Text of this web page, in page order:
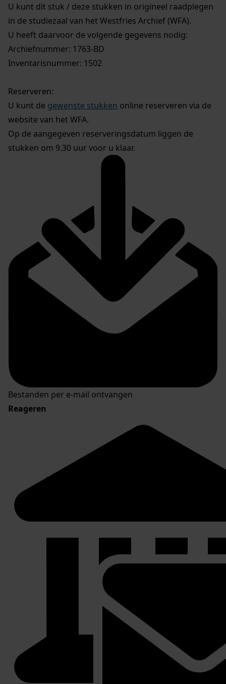
U kunt dit stuk / deze stukken in origineel raadplegen
in de studiezaal van het Westfries Archief (WFA).
U heeft daarvoor de volgende gegevens nodig:
Archiefnummer: 1763-BD
Inventarisnummer: 1502
Reserveren:
U kunt de gewenste stukken online reserveren via de
website van het WFA.
Op de aangegeven reserveringsdatum liggen de
stukken om 9.30 uur voor u klaar.
Bestanden per e-mail ontvangen
Reageren